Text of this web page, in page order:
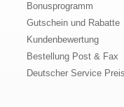
Bonusprogramm
Gutschein und Rabatte
Kundenbewertung
Bestellung Post & Fax
Deutscher Service Preis